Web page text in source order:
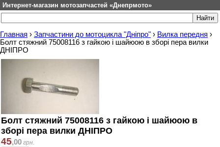
Интернет-магазин мотозапчастей «Днепрмото»
Главная › Запчастини до мотоцикла "Дніпро" › Вилка передня ›
Болт стяжний 75008116 з гайкою і шайюою в зборі пера вилки
ДНІПРО
Болт стяжний 75008116 з гайкою і шайюою в
зборі пера вилки ДНІПРО
45,00 грн.